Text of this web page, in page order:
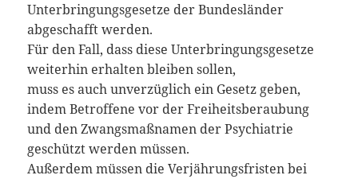
Unterbringungsgesetze der Bundesländer
abgeschafft werden.
Für den Fall, dass diese Unterbringungsgesetze
weiterhin erhalten bleiben sollen,
muss es auch unverzüglich ein Gesetz geben,
indem Betroffene vor der Freiheitsberaubung
und den Zwangsmaßnamen der Psychiatrie
geschützt werden müssen.
Außerdem müssen die Verjährungsfristen bei